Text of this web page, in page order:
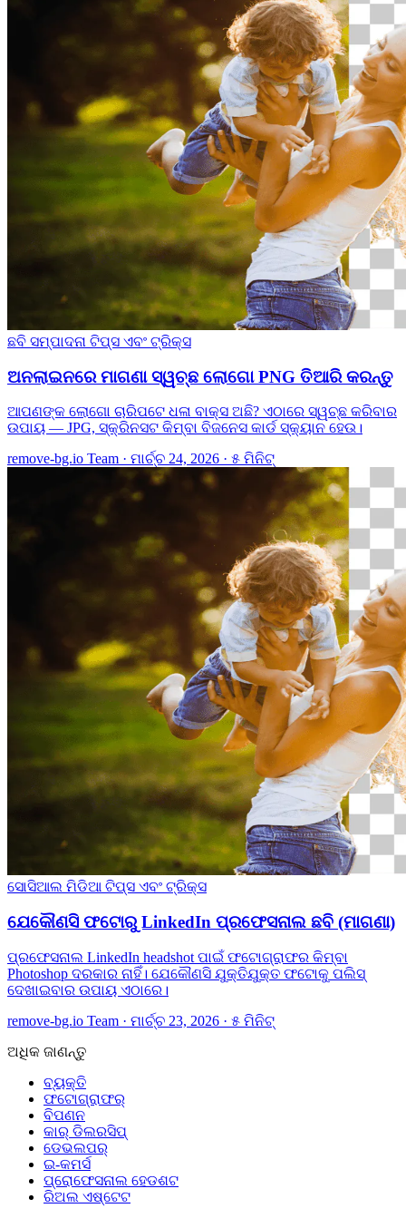
ଛବି ସମ୍ପାଦନା ଟିପ୍ସ ଏବଂ ଟ୍ରିକ୍ସ
ଅନଲାଇନରେ ମାଗଣା ସ୍ୱଚ୍ଛ ଲୋଗୋ PNG ତିଆରି କରନ୍ତୁ
ଆପଣଙ୍କ ଲୋଗୋ ଚାରିପଟେ ଧଳା ବାକ୍ସ ଅଛି? ଏଠାରେ ସ୍ୱଚ୍ଛ କରିବାର
ଉପାୟ — JPG, ସ୍କ୍ରିନସଟ କିମ୍ବା ବିଜନେସ କାର୍ଡ ସ୍କ୍ୟାନ ହେଉ।
remove-bg.io Team · ମାର୍ଚ୍ଚ 24, 2026 · ୫ ମିନିଟ୍
ସୋସିଆଲ ମିଡିଆ ଟିପ୍ସ ଏବଂ ଟ୍ରିକ୍ସ
ଯେକୌଣସି ଫଟୋରୁ LinkedIn ପ୍ରଫେସନାଲ ଛବି (ମାଗଣା)
ପ୍ରଫେସନାଲ LinkedIn headshot ପାଇଁ ଫଟୋଗ୍ରାଫର କିମ୍ବା
Photoshop ଦରକାର ନାହିଁ। ଯେକୌଣସି ଯୁକ୍ତିଯୁକ୍ତ ଫଟୋକୁ ପଲିସ୍
ଦେଖାଇବାର ଉପାୟ ଏଠାରେ।
remove-bg.io Team · ମାର୍ଚ୍ଚ 23, 2026 · ୫ ମିନିଟ୍
ଅଧିକ ଜାଣନ୍ତୁ
ବ୍ୟକ୍ତି
ଫଟୋଗ୍ରାଫର୍
ବିପଣନ
କାର୍ ଡିଲରସିପ୍
ଡେଭଲପର୍
ଇ-କମର୍ସ
ପ୍ରୋଫେସନାଲ ହେଡଶଟ
ରିଅଲ ଏଷ୍ଟେଟ